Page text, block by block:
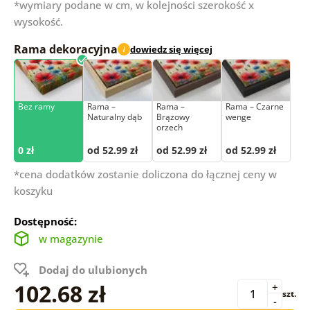
*wymiary podane w cm, w kolejności szerokość x
wysokość.
Rama dekoracyjna i dowiedz się więcej
Bez ramy
0 zł
Rama –
Naturalny dąb
od 52.99 zł
Rama –
Brązowy
orzech
od 52.99 zł
Rama – Czarne
wenge
od 52.99 zł
*cena dodatków zostanie doliczona do łącznej ceny w
koszyku
Dostępność:
w magazynie
Dodaj do ulubionych
102.68 zł -
+ szt.